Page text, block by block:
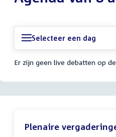
Selecteer een dag
Er zijn geen live debatten op
Plenaire